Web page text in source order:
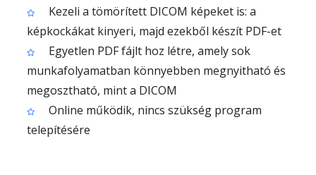
Kezeli a tömörített DICOM képeket is: a
képkockákat kinyeri, majd ezekből készít PDF-et
Egyetlen PDF fájlt hoz létre, amely sok
munkafolyamatban könnyebben megnyitható és
megosztható, mint a DICOM
Online működik, nincs szükség program
telepítésére